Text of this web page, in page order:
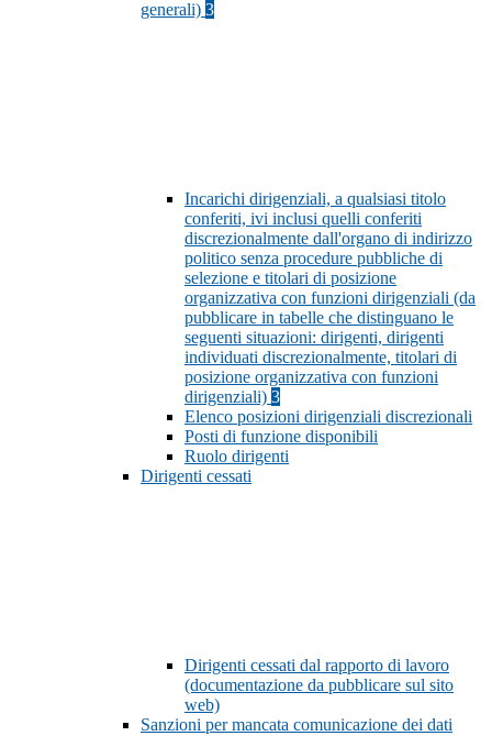
generali) 3
Incarichi dirigenziali, a qualsiasi titolo
conferiti, ivi inclusi quelli conferiti
discrezionalmente dall'organo di indirizzo
politico senza procedure pubbliche di
selezione e titolari di posizione
organizzativa con funzioni dirigenziali (da
pubblicare in tabelle che distinguano le
seguenti situazioni: dirigenti, dirigenti
individuati discrezionalmente, titolari di
posizione organizzativa con funzioni
dirigenziali) 3
Elenco posizioni dirigenziali discrezionali
Posti di funzione disponibili
Ruolo dirigenti
Dirigenti cessati
Dirigenti cessati dal rapporto di lavoro
(documentazione da pubblicare sul sito
web)
Sanzioni per mancata comunicazione dei dati